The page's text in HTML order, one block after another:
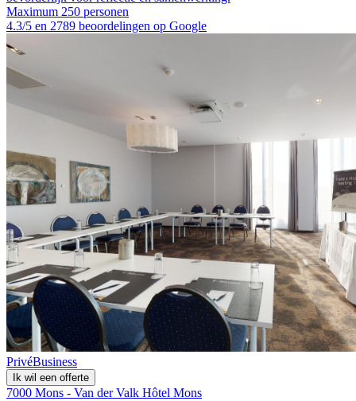
Maximum 250 personen
4.3/5 en 2789 beoordelingen op Google
PrivéBusiness
Ik wil een offerte
7000 Mons - Van der Valk Hôtel Mons